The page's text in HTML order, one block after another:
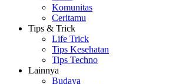
Komunitas
Ceritamu
Tips & Trick
Life Trick
Tips Kesehatan
Tips Techno
Lainnya
Budaya